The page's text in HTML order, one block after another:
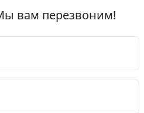
вам перезвоним!